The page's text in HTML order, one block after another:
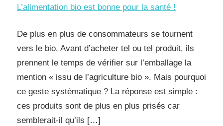
L’alimentation bio est bonne pour la santé !
De plus en plus de consommateurs se tournent
vers le bio. Avant d’acheter tel ou tel produit, ils
prennent le temps de vérifier sur l’emballage la
mention « issu de l’agriculture bio ». Mais pourquoi
ce geste systématique ? La réponse est simple :
ces produits sont de plus en plus prisés car
semblerait-il qu’ils […]